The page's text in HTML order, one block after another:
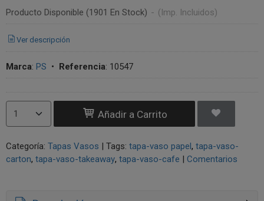
Producto Disponible (1901 En Stock) - (Imp. Incluidos)
Ver descripción
Marca: PS • Referencia: 10547
Añadir a Carrito
Categoría: Tapas Vasos | Tags: tapa-vaso papel tapa-vaso-
carton tapa-vaso-takeaway tapa-vaso-cafe | Comentarios